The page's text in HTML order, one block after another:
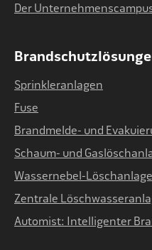
Der
Sprinkleranlagen
Fuse
Brandmelde- und
Schaum- und
Wassernebel-
Zentrale
Automist: Intelligenter